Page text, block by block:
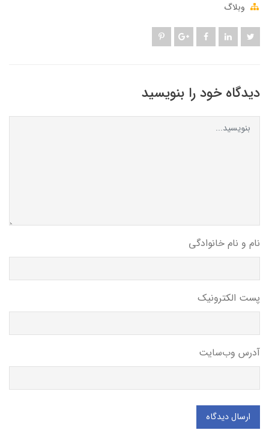
وبلاگ
دیدگاه خود را بنویسید
نام و نام خانوادگی
پست الکترونیک
آدرس وب‌سایت
ارسال دیدگاه